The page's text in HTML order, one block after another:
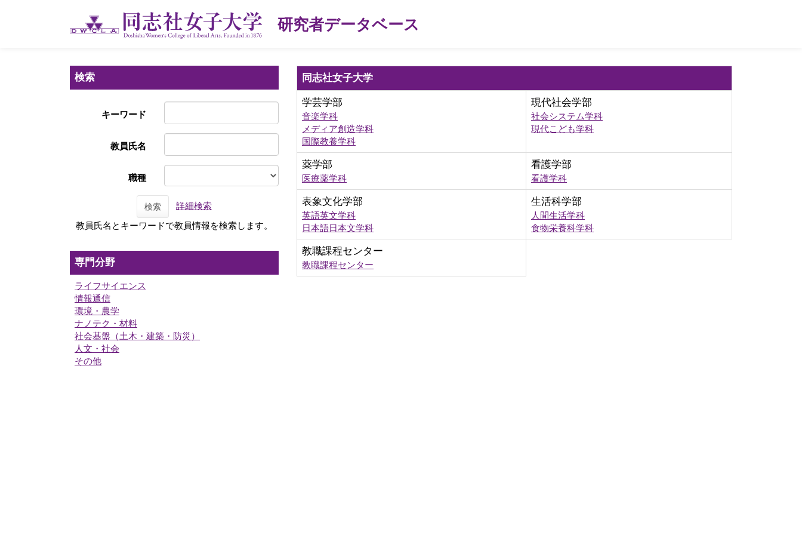
研究者データベース
検索
キーワード
教員氏名
職種
検索
詳細検索
教員氏名とキーワードで教員情報を検索します。
専門分野
ライフサイエンス
情報通信
環境・農学
ナノテク・材料
社会基盤（土木・建築・防災）
人文・社会
その他
同志社女子大学
学芸学部
音楽学科
メディア創造学科
国際教養学科
現代社会学部
社会システム学科
現代こども学科
薬学部
医療薬学科
看護学部
看護学科
表象文化学部
英語英文学科
日本語日本文学科
生活科学部
人間生活学科
食物栄養科学科
教職課程センター
教職課程センター